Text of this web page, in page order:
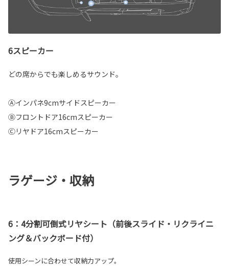
6スピーカー
どの席からでも楽しめるサウンド。
Ⓐインパネ9cmサイドスピーカー
Ⓑフロントドア16cmスピーカー
Ⓒリヤドア16cmスピーカー
ラゲージ・収納
6：4分割可倒式リヤシート（前後スライド・リクライニ
ング＆バックボード付）
使用シーンに合わせて収納力アップ。